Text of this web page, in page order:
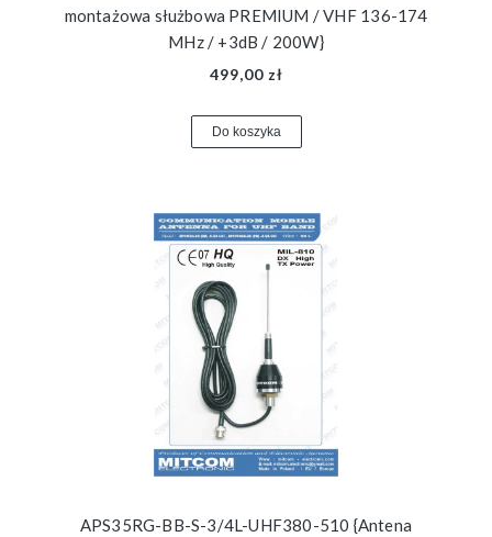
montażowa służbowa PREMIUM / VHF 136-174
MHz / +3dB / 200W}
499,00 zł
Do koszyka
APS35RG-BB-S-3/4L-UHF380-510 {Antena